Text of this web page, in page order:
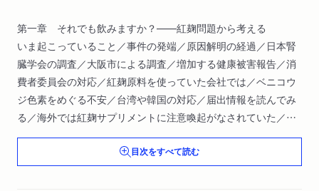
第一章 それでも飲みますか？――紅麹問題から考える
いま起こっていること／事件の発端／原因解明の経過／日本腎
臓学会の調査／大阪市による調査／増加する健康被害報告／消
費者委員会の対応／紅麹原料を使っていた会社では／ベニコウ
ジ色素をめぐる不安／台湾や韓国の対応／届出情報を読んでみ
る／海外では紅麹サプリメントに注意喚起がなされていた／米
国の状況／欧州食品安全機関の見解／ドイツの評価／健康食品
は健康な人が使うもの／「製薬会社だから信頼していたのに」と
いう声／メディアの責任／危険は予期されていた
目次をすべて読む